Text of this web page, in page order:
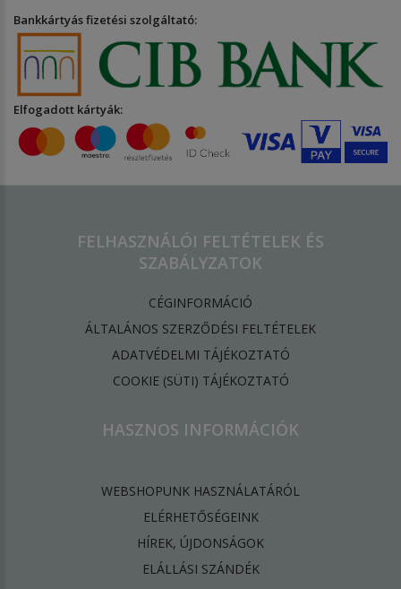
Bankkártyás fizetési szolgáltató:
Elfogadott kártyák:
FELHASZNÁLÓI FELTÉTELEK ÉS
SZABÁLYZATOK
CÉGINFORMÁCIÓ
ÁLTALÁNOS SZERZŐDÉSI FELTÉTELEK
ADATVÉDELMI TÁJÉKOZTATÓ
​COOKIE (SÜTI) TÁJÉKOZTATÓ
HASZNOS INFORMÁCIÓK
WEBSHOPUNK HASZNÁLATÁRÓL
ELÉRHETŐSÉGEINK
HÍREK, ÚJDONSÁGOK
ELÁLLÁSI SZÁNDÉK